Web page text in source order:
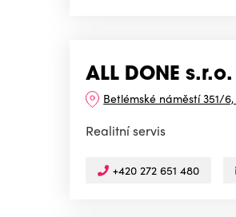
ALL DONE s.r.o.
Betlémské náměstí 351/6,
Realitní servis
+420 272 651 480